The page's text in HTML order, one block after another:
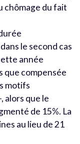
chômage du fait
le second cas
année
que compensée
motifs
alors que le
de 15%. La
au lieu de 21